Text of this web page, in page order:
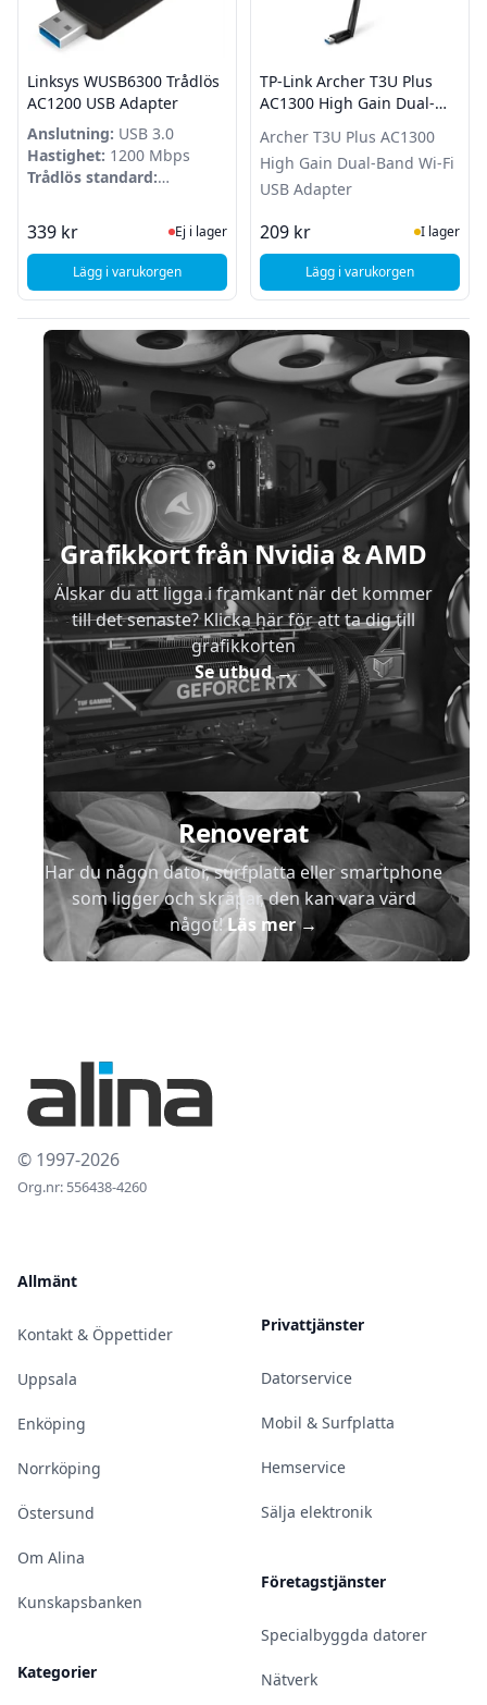
Linksys WUSB6300 Trådlös
AC1200 USB Adapter
Anslutning: USB 3.0
Hastighet: 1200 Mbps
Trådlös standard:
339 kr Ej i lager, besök produktsidan för
Ej i lager
Lägg i varukorgen, Linksys WUSB6300 Trådlös AC1200 USB Adapter
TP-Link Archer T3U Plus
AC1300 High Gain Dual-
Archer T3U Plus AC1300
High Gain Dual-Band Wi-Fi
USB Adapter
209 kr I Lager
I lager
Lägg i varukorgen
, TP-Link Archer
Grafikkort från Nvidia & AMD
Älskar du att ligga i framkant när det kommer
till det senaste? Klicka här för att ta dig till
grafikkorten
Se utbud→
Renoverat
Har du någon dator, surfplatta eller smartphone
som ligger och skräpar, den kan vara värd
något!Läs mer→
© 1997-2026
Org.nr: 556438-4260
Allmänt
Kontakt & Öppettider
Uppsala
Enköping
Norrköping
Östersund
Om Alina
Kunskapsbanken
Kategorier
Privattjänster
Datorservice
Mobil & Surfplatta
Hemservice
Sälja elektronik
Företagstjänster
Specialbyggda datorer
Nätverk